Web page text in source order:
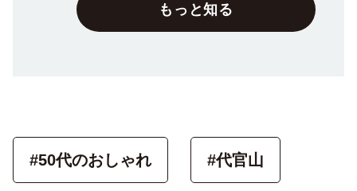
もっと知る
#50代のおしゃれ #代官山